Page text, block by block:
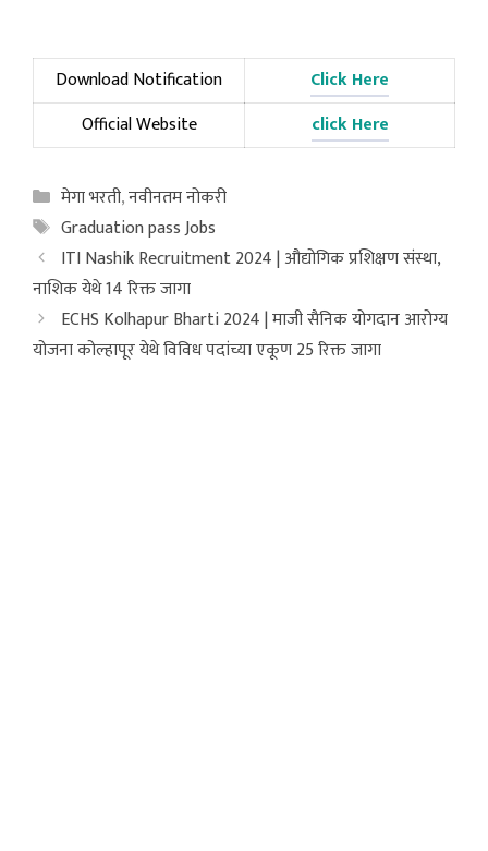
Download Notification
Click Here
Official Website
click Here
Categories
मेगा भरती,नवीनतम नोकरी
Tags
Graduation pass Jobs
ITI Nashik Recruitment 2024 | औद्योगिक प्रशिक्षण संस्था,
नाशिक येथे 14 रिक्त जागा
ECHS Kolhapur Bharti 2024 | माजी सैनिक योगदान आरोग्य
योजना कोल्हापूर येथे विविध पदांच्या एकूण 25 रिक्त जागा